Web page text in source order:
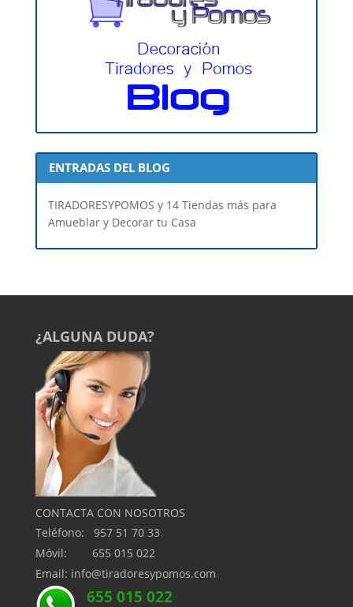
ENTRADAS DEL BLOG
TIRADORESYPOMOS y 14 Tiendas más para
Amueblar y Decorar tu Casa
¿ALGUNA DUDA?
CONTACTA CON NOSOTROS
Teléfono: 957 51 70 33
Móvil: 655 015 022
Email: info@tiradoresypomos.com
655 015 022